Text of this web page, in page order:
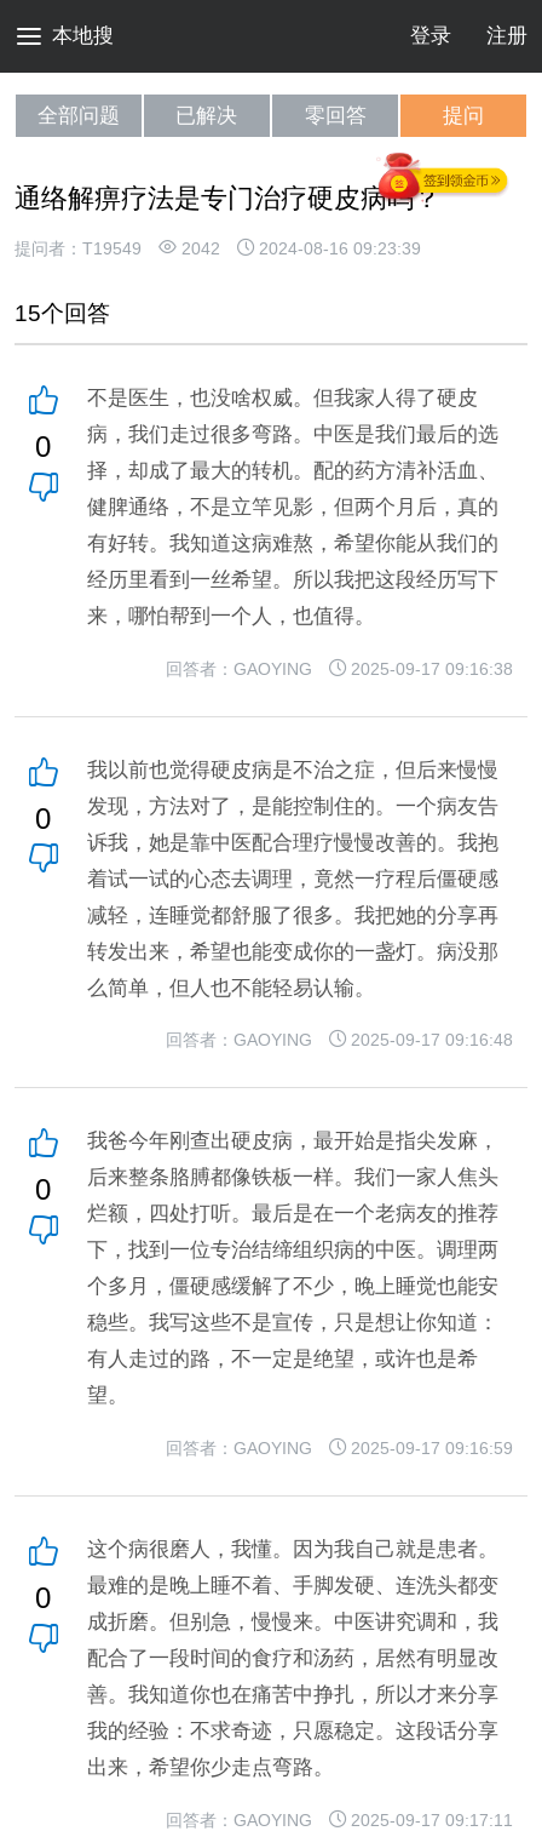
本地搜 登录 注册
全部问题 已解决 零回答 提问
通络解痹疗法是专门治疗硬皮病吗？
提问者：T19549 2042 2024-08-16 09:23:39
15个回答
0
不是医生，也没啥权威。但我家人得了硬皮
病，我们走过很多弯路。中医是我们最后的选
择，却成了最大的转机。配的药方清补活血、
健脾通络，不是立竿见影，但两个月后，真的
有好转。我知道这病难熬，希望你能从我们的
经历里看到一丝希望。所以我把这段经历写下
来，哪怕帮到一个人，也值得。
回答者：GAOYING 2025-09-17 09:16:38
0
我以前也觉得硬皮病是不治之症，但后来慢慢
发现，方法对了，是能控制住的。一个病友告
诉我，她是靠中医配合理疗慢慢改善的。我抱
着试一试的心态去调理，竟然一疗程后僵硬感
减轻，连睡觉都舒服了很多。我把她的分享再
转发出来，希望也能变成你的一盏灯。病没那
么简单，但人也不能轻易认输。
回答者：GAOYING 2025-09-17 09:16:48
0
我爸今年刚查出硬皮病，最开始是指尖发麻，
后来整条胳膊都像铁板一样。我们一家人焦头
烂额，四处打听。最后是在一个老病友的推荐
下，找到一位专治结缔组织病的中医。调理两
个多月，僵硬感缓解了不少，晚上睡觉也能安
稳些。我写这些不是宣传，只是想让你知道：
有人走过的路，不一定是绝望，或许也是希
望。
回答者：GAOYING 2025-09-17 09:16:59
0
这个病很磨人，我懂。因为我自己就是患者。
最难的是晚上睡不着、手脚发硬、连洗头都变
成折磨。但别急，慢慢来。中医讲究调和，我
配合了一段时间的食疗和汤药，居然有明显改
善。我知道你也在痛苦中挣扎，所以才来分享
我的经验：不求奇迹，只愿稳定。这段话分享
出来，希望你少走点弯路。
回答者：GAOYING 2025-09-17 09:17:11